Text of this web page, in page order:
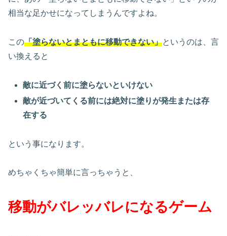
相当な足かせになってしまうんですよね。
この「塗らないとまともに移動できない」というのは、言
い換えると
敵に近づく前に塗らないといけない
敵が近づいてくる前には絶対に塗りが発生または存
在する
という事になります。
めちゃくちゃ簡単に言っちゃうと、
移動がバレッバレになるゲーム